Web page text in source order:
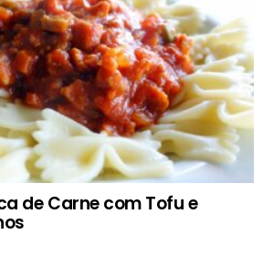
de Carne com Tofu e